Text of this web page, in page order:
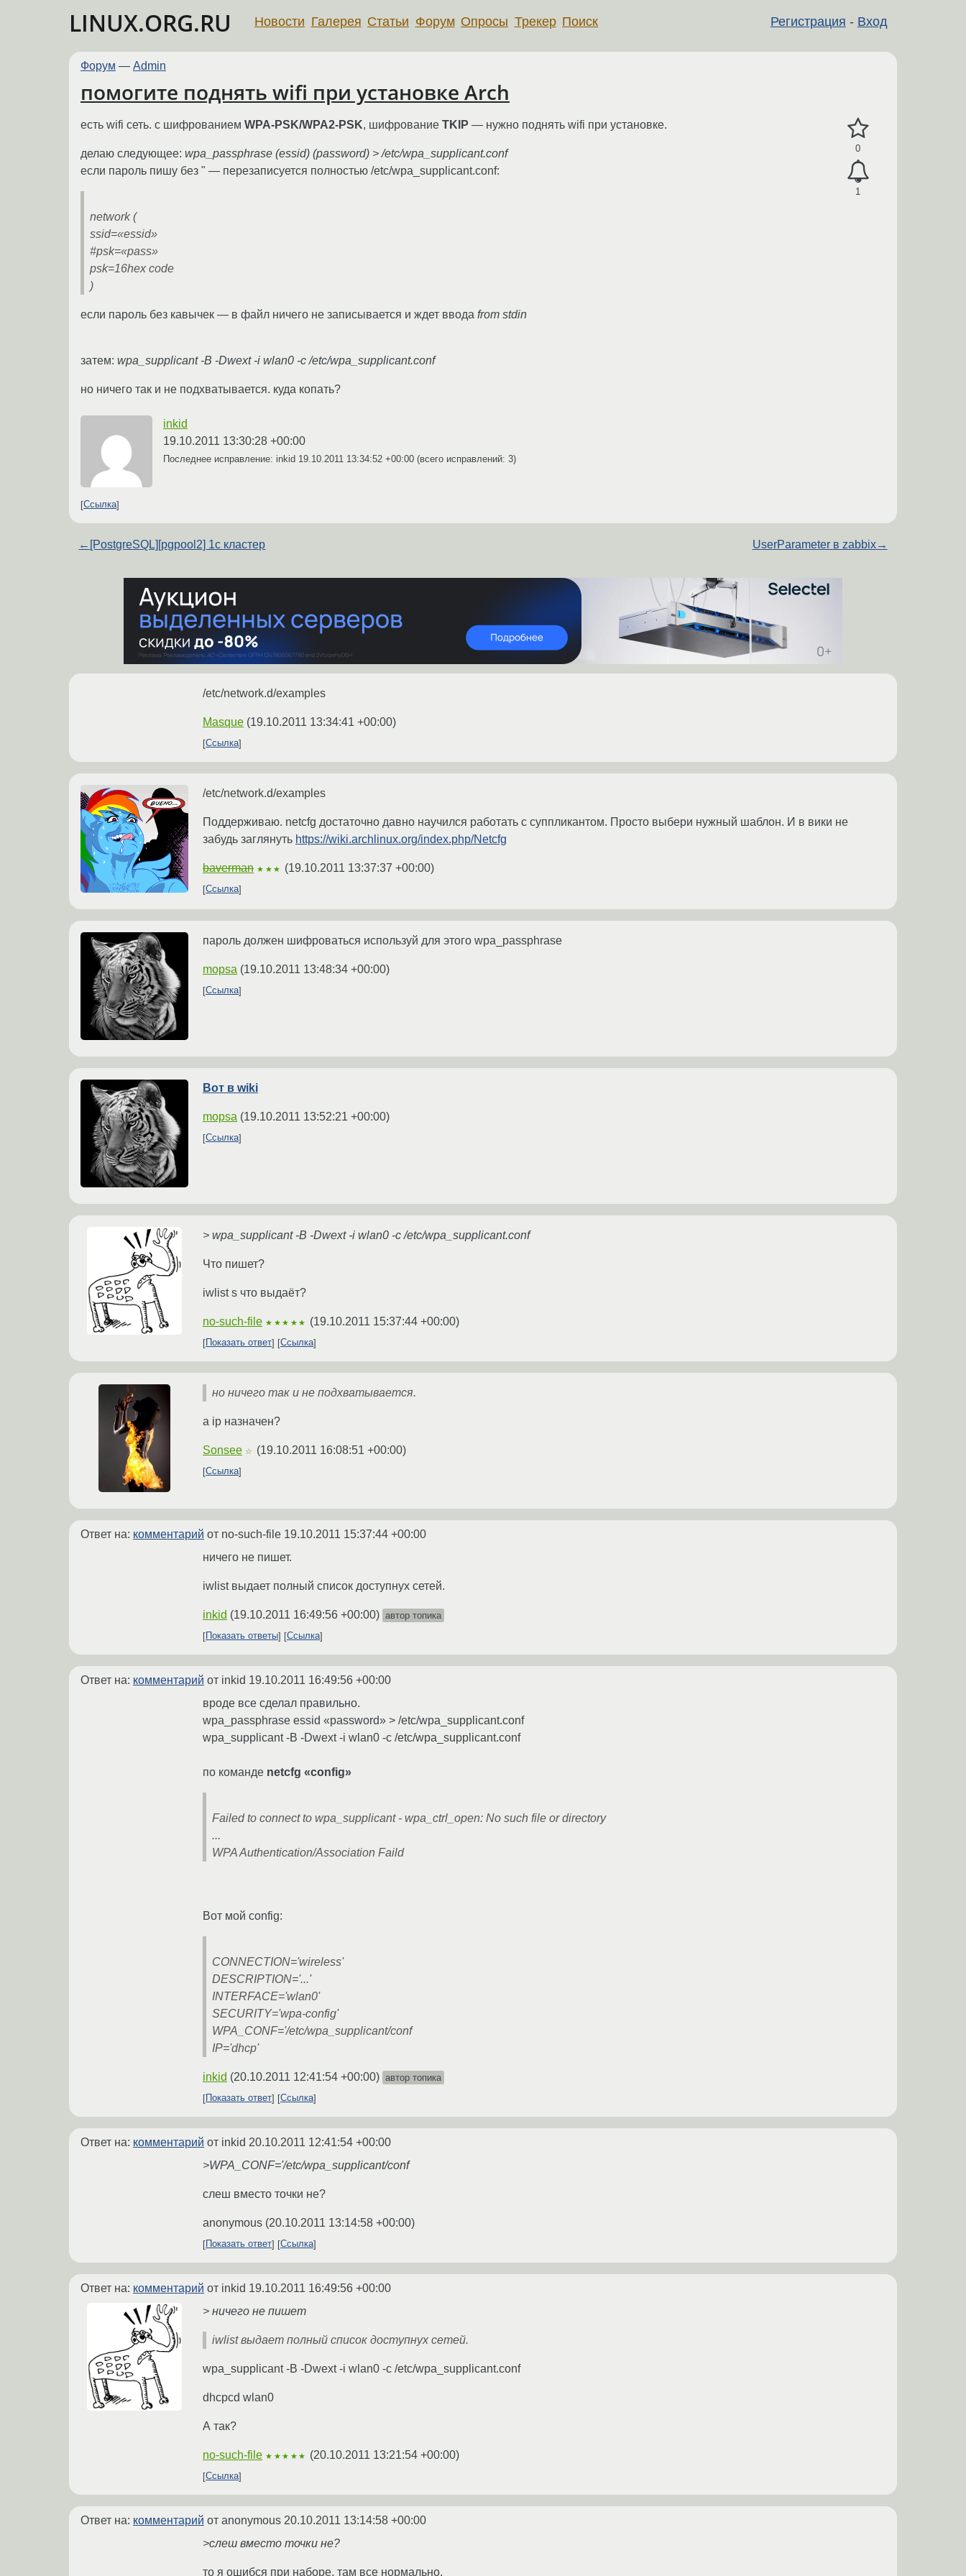
LINUX.ORG.RU Регистрация - Вход
Новости Галерея Статьи Форум Опросы Трекер Поиск
Форум — Admin
помогите поднять wifi при установке Arch
0
1
есть wifi сеть. с шифрованием WPA-PSK/WPA2-PSK, шифрование TKIP — нужно поднять wifi при установке.
делаю следующее: wpa_passphrase (essid) (password) > /etc/wpa_supplicant.conf
если пароль пишу без " — перезаписуется полностью /etc/wpa_supplicant.conf:
network (
ssid=«essid»
#psk=«pass»
psk=16hex code
)
если пароль без кавычек — в файл ничего не записывается и ждет ввода from stdin
затем: wpa_supplicant -B -Dwext -i wlan0 -c /etc/wpa_supplicant.conf
но ничего так и не подхватывается. куда копать?
inkid
19.10.2011 13:30:28 +00:00
Последнее исправление: inkid 19.10.2011 13:34:52 +00:00 (всего исправлений: 3)
Ссылка
← [PostgreSQL][pgpool2] 1c кластер UserParameter в zabbix→
/etc/network.d/examples
Masque (19.10.2011 13:34:41 +00:00)
Ссылка
/etc/network.d/examples
Поддерживаю. netcfg достаточно давно научился работать с суппликантом. Просто выбери нужный шаблон. И в вики не
забудь заглянуть https://wiki.archlinux.org/index.php/Netcfg
baverman ★★★ (19.10.2011 13:37:37 +00:00)
Ссылка
пароль должен шифроваться используй для этого wpa_passphrase
mopsa (19.10.2011 13:48:34 +00:00)
Ссылка
Вот в wiki
mopsa (19.10.2011 13:52:21 +00:00)
Ссылка
> wpa_supplicant -B -Dwext -i wlan0 -c /etc/wpa_supplicant.conf
Что пишет?
iwlist s что выдаёт?
no-such-file ★★★★★ (19.10.2011 15:37:44 +00:00)
Показать ответ Ссылка
но ничего так и не подхватывается.
а ip назначен?
Sonsee ☆ (19.10.2011 16:08:51 +00:00)
Ссылка
Ответ на: комментарий от no-such-file 19.10.2011 15:37:44 +00:00
ничего не пишет.
iwlist выдает полный список доступнух сетей.
inkid (19.10.2011 16:49:56 +00:00) автор топика
Показать ответы
Ссылка
Ответ на: комментарий от inkid 19.10.2011 16:49:56 +00:00
вроде все сделал правильно.
wpa_passphrase essid «password» > /etc/wpa_supplicant.conf
wpa_supplicant -B -Dwext -i wlan0 -c /etc/wpa_supplicant.conf
по команде netcfg «config»
Failed to connect to wpa_supplicant - wpa_ctrl_open: No such file or directory
...
WPA Authentication/Association Faild
Вот мой config:
CONNECTION='wireless'
DESCRIPTION='...'
INTERFACE='wlan0'
SECURITY='wpa-config'
WPA_CONF='/etc/wpa_supplicant/conf
IP='dhcp'
inkid (20.10.2011 12:41:54 +00:00) автор топика
Показать ответ
Ссылка
Ответ на: комментарий от inkid 20.10.2011 12:41:54 +00:00
>WPA_CONF='/etc/wpa_supplicant/conf
слеш вместо точки не?
anonymous (20.10.2011 13:14:58 +00:00)
Показать ответ Ссылка
Ответ на: комментарий от inkid 19.10.2011 16:49:56 +00:00
> ничего не пишет
iwlist выдает полный список доступнух сетей.
wpa_supplicant -B -Dwext -i wlan0 -c /etc/wpa_supplicant.conf
dhcpcd wlan0
А так?
no-such-file ★★★★★ (20.10.2011 13:21:54 +00:00)
Ссылка
Ответ на: комментарий от anonymous 20.10.2011 13:14:58 +00:00
>слеш вместо точки не?
то я ошибся при наборе. там все нормально.